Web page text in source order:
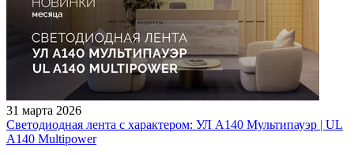
31 марта 2026
Светодиодная лента с характером: УЛ А140 Мультипауэр | UL
A140 Multipower